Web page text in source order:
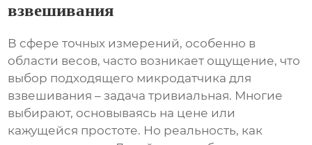
взвешивания
В сфере точных измерений, особенно в
области весов, часто возникает ощущение, что
выбор подходящего микродатчика для
взвешивания – задача тривиальная. Многие
выбирают, основываясь на цене или
кажущейся простоте. Но реальность, как